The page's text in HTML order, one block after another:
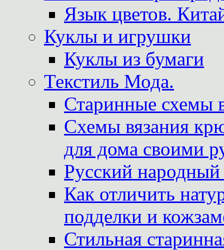
Язык цветов.
Куклы и игрушки
Куклы из бумаги
Текстиль Мода.
Старинные схемы
Схемы вязания
для дома своими
Русский
Как отличить
подделки и
Стильная